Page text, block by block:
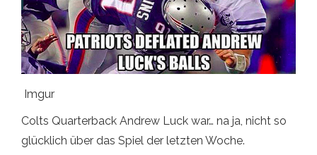
Imgur
Colts Quarterback Andrew Luck war… na ja, nicht so
glücklich über das Spiel der letzten Woche.